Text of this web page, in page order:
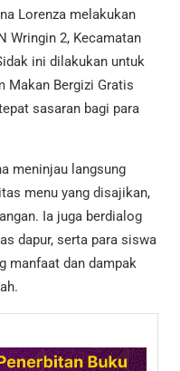
Lorenza melakukan
Wringin 2, Kecamatan
ini dilakukan untuk
Makan Bergizi Gratis
sasaran bagi para
meninjau langsung
menu yang disajikan,
Ia juga berdialog
dapur, serta para siswa
manfaat dan dampak